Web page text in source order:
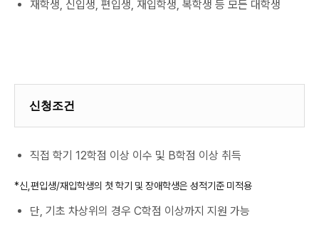
재학생, 신입생, 편입생, 재입학생, 복학생 등 모든 대학생
신청조건
직접 학기 12학점 이상 이수 및 B학점 이상 취득
*신,편입생/재입학생의 첫 학기 및 장애학생은 성적기준 미적용
단, 기초 차상위의 경우 C학점 이상까지 지원 가능